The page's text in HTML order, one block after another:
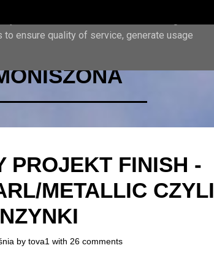
PROJEKT FINISH -
METALLIC CZYLI
by tova1 with 26 comments
traffic. Your IP address and user-agent
ensure quality of service, generate usage